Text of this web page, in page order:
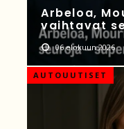
Arbeloa,
vaihtavat
06 elokuun 2026
AUTOUUTISET